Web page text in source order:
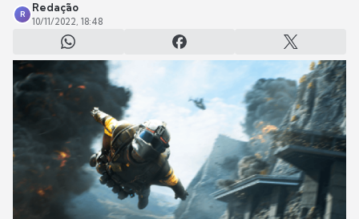
R
Redação
10/11/2022, 18:48